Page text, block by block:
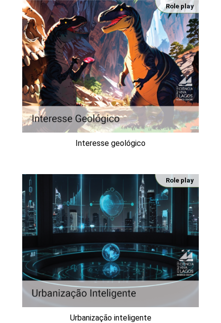
Interesse geológico
Role play
Urbanização inteligente
Role play